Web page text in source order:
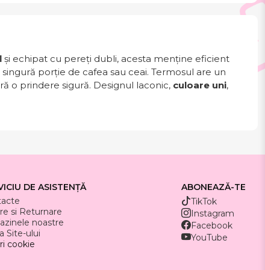
și echipat cu pereți dubli, acesta menține eficient
porție de cafea sau ceai. Termosul are un
o prindere sigură. Designul laconic, culoare uni,
DE ASISTENȚĂ
si Returnare
noastre
Site-ului
cookie
ABONEAZĂ-TE
TikTok
Instagram
Facebook
YouTube